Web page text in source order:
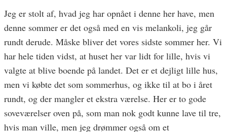
Jeg er stolt af, hvad jeg har opnået i denne her have, men
denne sommer er det også med en vis melankoli, jeg går
rundt derude. Måske bliver det vores sidste sommer her. Vi
har hele tiden vidst, at huset her var lidt for lille, hvis vi
valgte at blive boende på landet. Det er et dejligt lille hus,
men vi købte det som sommerhus, og ikke til at bo i året
rundt, og der mangler et ekstra værelse. Her er to gode
soveværelser oven på, som man nok godt kunne lave til tre,
hvis man ville, men jeg drømmer også om et